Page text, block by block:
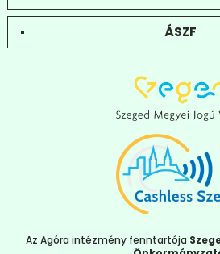
ÁSZF
Az Agóra intézmény fenntartója